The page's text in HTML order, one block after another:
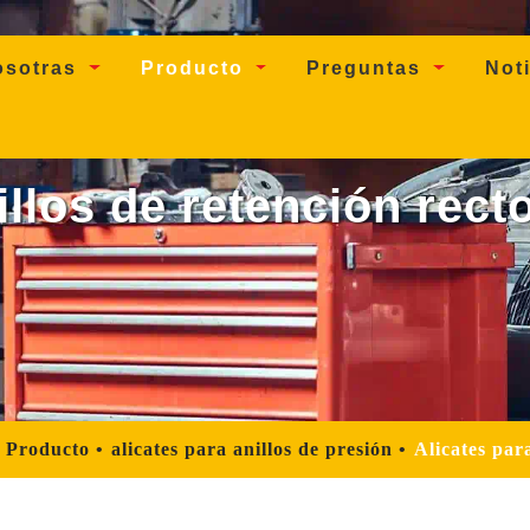
Producto Preguntas
de retención
Producto alicates para anillos de presión Alicates